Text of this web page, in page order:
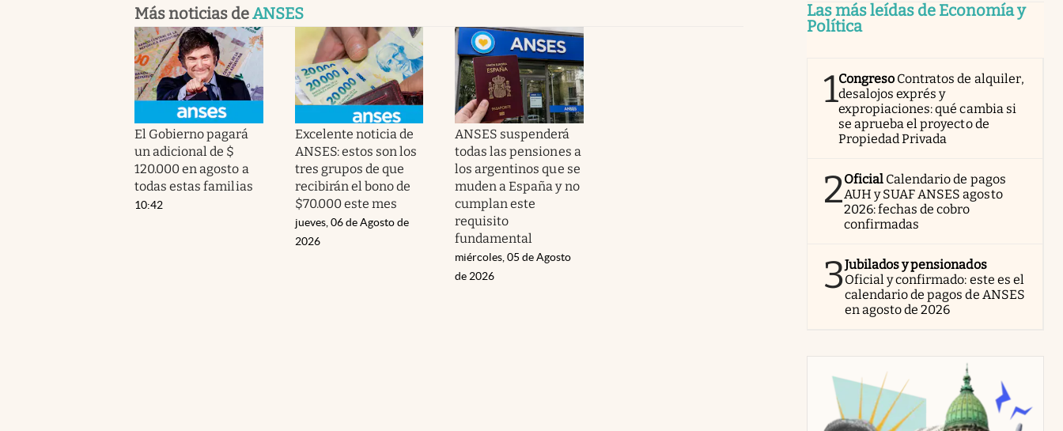
Más noticias deANSES
El Gobierno pagará
un adicional de $
120.000 en agosto a
todas estas familias
10:42
Excelente noticia de
ANSES: estos son los
tres grupos de que
recibirán el bono de
$70.000 este mes
jueves, 06 de Agosto de
2026
ANSES suspenderá
todas las pensiones a
los argentinos que se
muden a España y no
cumplan este
requisito
fundamental
miércoles, 05 de Agosto
de 2026
Las más leídas de Economía y
Política
1Congreso Contratos de alquiler,
desalojos exprés y
expropiaciones: qué cambia si
se aprueba el proyecto de
Propiedad Privada
2Oficial Calendario de pagos
AUH y SUAF ANSES agosto
2026: fechas de cobro
confirmadas
3Jubilados y pensionados
Oficial y confirmado: este es el
calendario de pagos de ANSES
en agosto de 2026